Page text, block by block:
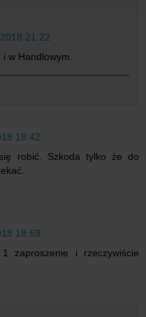
21:22
w Handlowym.
18:42
robić. Szkoda tylko że do
18:59
zaproszenie i rzeczywiście